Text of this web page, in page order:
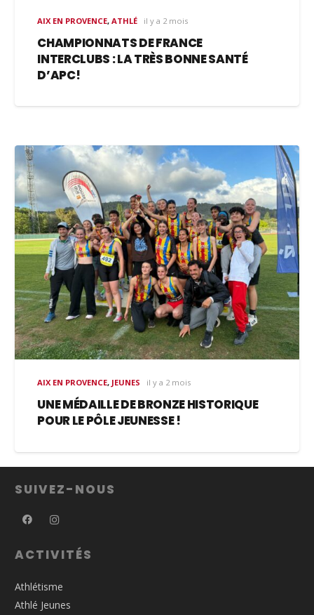
AIX EN PROVENCE,ATHLÉ il y a 2 mois
CHAMPIONNATS DE FRANCE
INTERCLUBS : LA TRÈS BONNE SANTÉ
D’APC!
AIX EN PROVENCE, JEUNES il y a 2 mois
UNE MÉDAILLE DE BRONZE HISTORIQUE
POUR LE PÔLE JEUNESSE !
SUIVEZ-NOUS
ACTIVITÉS
Athlétisme
Athlé Jeunes